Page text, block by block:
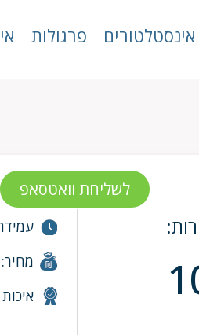
אינסטלטורים פרגולות
מחיר:
לשליחת וואטסאפ